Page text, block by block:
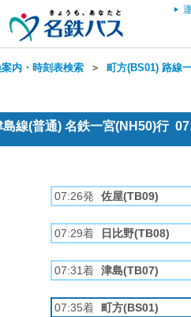
内・時刻表検索 ＞ 町方(BS01) 路線
島線(普通) 名鉄一宮(NH50)行
07:26発 佐屋(TB09)
07:29着 日比野(TB08)
07:31着 津島(TB07)
07:35着 町方(BS01)